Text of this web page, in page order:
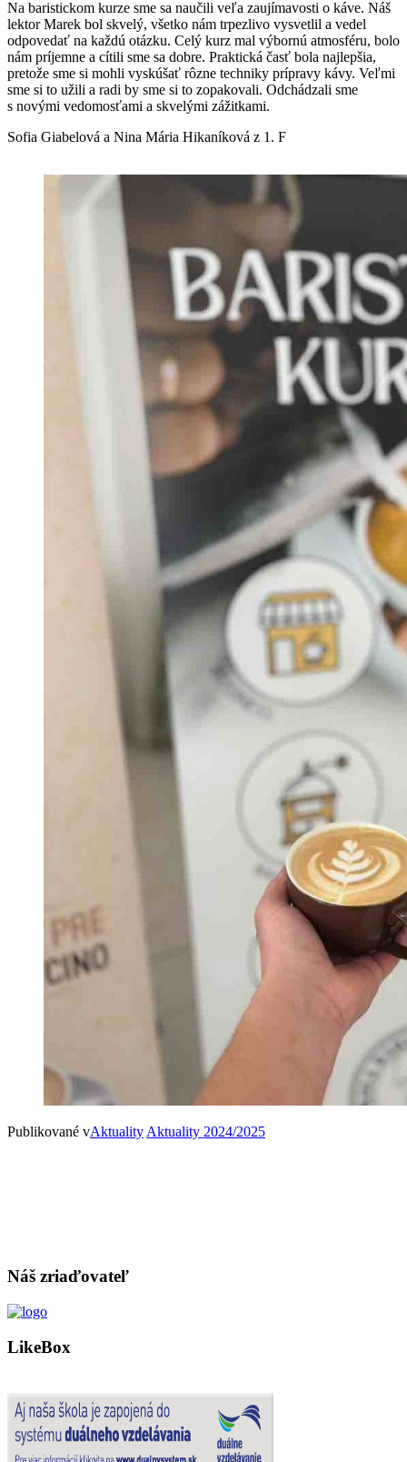
Na baristickom kurze sme sa naučili veľa zaujímavosti o káve. Náš
lektor Marek bol skvelý, všetko nám trpezlivo vysvetlil a vedel
odpovedať na každú otázku. Celý kurz mal výbornú atmosféru, bolo
nám príjemne a cítili sme sa dobre. Praktická časť bola najlepšia,
pretože sme si mohli vyskúšať rôzne techniky prípravy kávy. Veľmi
sme si to užili a radi by sme si to zopakovali. Odchádzali sme
s novými vedomosťami a skvelými zážitkami.
Sofia Giabelová a Nina Mária Hikaníková z 1. F
Publikované vAktuality Aktuality 2024/2025
Náš zriaďovateľ
LikeBox